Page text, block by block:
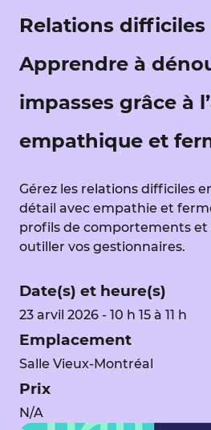
Relations difficiles
Apprendre à
impasses grâce à
empathique et
Gérez les relations difficiles
détail avec empathie et
profils de comportements
outiller vos gestionnaires.
Date(s) et heure(s)
23 arvil 2026 - 10 h 15 à 11 h
Emplacement
Salle Vieux-Montréal
Prix
N/A